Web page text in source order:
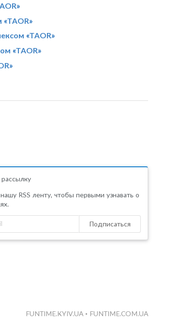
«TAOR»
«TAOR»
RSS ленту, чтобы первыми узнавать о
Подписаться
FUNTIME.KYIV.UA • FUNTIME.COM.UA